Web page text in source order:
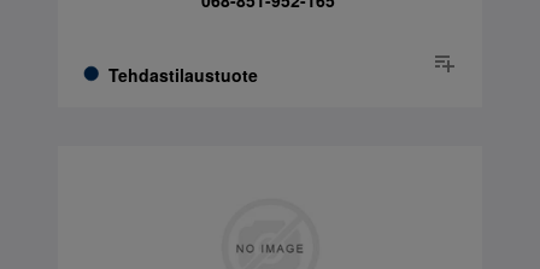
Tehdastilaustuote